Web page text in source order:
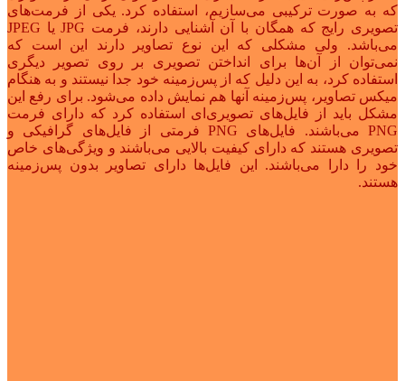
که به صورت ترکیبی می‌سازیم، استفاده کرد. یکی از فرمت‌های
تصویری رایج که همگان با آن آشنایی دارند، فرمت JPG یا JPEG
می‌باشد. ولی مشکلی که این نوع تصاویر دارند این است که
نمی‌توان از آن‌ها برای انداختن تصویری بر روی تصویر دیگری
استفاده کرد، به این دلیل که از پس‌زمینه خود جدا نیستند و به هنگام
میکس تصاویر، پس‌زمینه آنها هم نمایش داده می‌شود. برای رفع این
مشکل باید از فایل‌های تصویری‌ای استفاده کرد که دارای فرمت
PNG می‌باشند. فایل‌های PNG فرمتی از فایل‌های گرافیکی و
تصویری هستند که دارای کیفیت بالایی می‌باشند و ویژگی‌های خاص
خود را دارا می‌باشند. این فایل‌ها دارای تصاویر بدون پس‌زمینه
هستند.